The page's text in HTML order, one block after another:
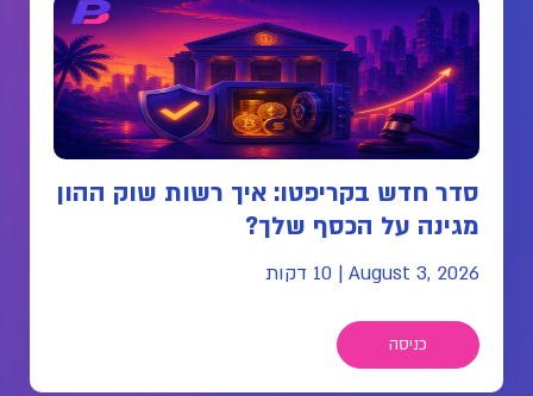
סדר חדש בקריפטו: איך רשות שוק ההון
מגינה על הכסף שלך?
August 3, 2026
| 10 דקות
כניסה